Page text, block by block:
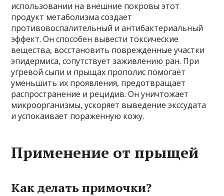
использовании на внешние покровы этот
продукт метаболизма создает
противовоспалительный и антибактериальный
эффект. Он способен вывести токсические
вещества, восстановить поврежденные участки
эпидермиса, сопутствует заживлению ран. При
угревой сыпи и прыщах прополис помогает
уменьшить их проявления, предотвращает
распространение и рецидив. Он уничтожает
микроорганизмы, ускоряет выведение экссудата
и успокаивает пораженную кожу.
Применение от прыщей
Как делать примочки?